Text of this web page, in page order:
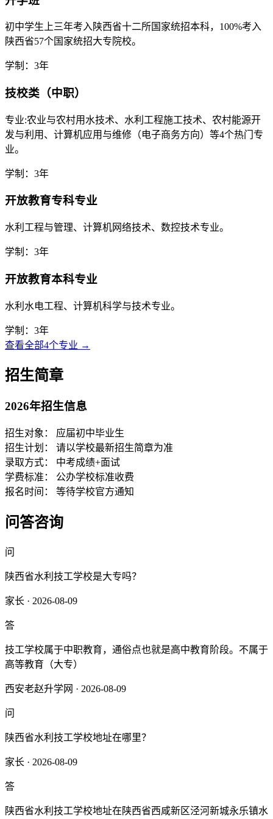
初中学生上三年考入陕西省十二所国家统招本科，100%考入
陕西省57个国家统招大专院校。
学制：3年
技校类（中职）
专业:农业与农村用水技术、水利工程施工技术、农村能源开
发与利用、计算机应用与维修（电子商务方向）等4个热门专
业。
学制：3年
开放教育专科专业
水利工程与管理、计算机网络技术、数控技术专业。
学制：3年
开放教育本科专业
水利水电工程、计算机科学与技术专业。
学制：3年
查看全部4个专业 →
招生简章
2026年招生信息
招生对象：
应届初中毕业生
招生计划：
请以学校最新招生简章为准
录取方式：
中考成绩+面试
学费标准：
公办学校标准收费
报名时间：
等待学校官方通知
问答咨询
问
陕西省水利技工学校是大专吗？
家长 · 2026-08-09
答
技工学校属于中职教育，通俗点也就是高中教育阶段。不属于
高等教育（大专）
西安老赵升学网 · 2026-08-09
问
陕西省水利技工学校地址在哪里？
家长 · 2026-08-09
答
陕西省水利技工学校地址在陕西省西咸新区泾河新城永乐镇水